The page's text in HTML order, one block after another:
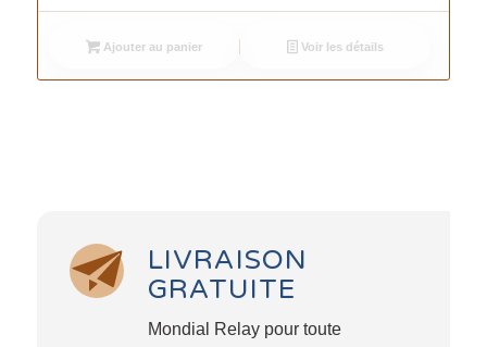
Ajouter au panier Voir les détails
LIVRAISON
GRATUITE
Mondial Relay pour toute